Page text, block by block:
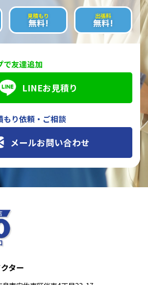
見積もり
無料!
出張料
無料!
で友達追加
LINEお見積り
もり依頼・ご相談
メールお問い合わせ
ター